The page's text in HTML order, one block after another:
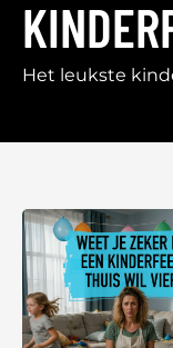
Het leukste